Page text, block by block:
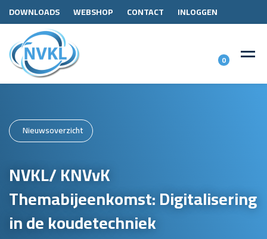
DOWNLOADS WEBSHOP CONTACT INLOGGEN
0
Nieuwsoverzicht
NVKL/ KNVvK
Themabijeenkomst: Digitalisering
in de koudetechniek